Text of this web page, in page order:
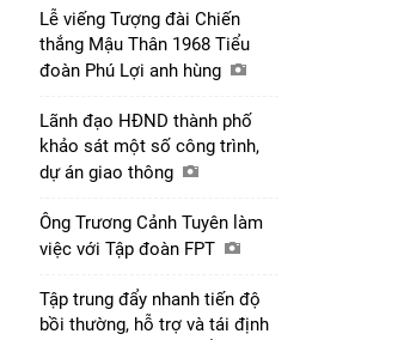
Lễ viếng Tượng đài Chiến
thắng Mậu Thân 1968 Tiểu
đoàn Phú Lợi anh hùng
Lãnh đạo HĐND thành phố
khảo sát một số công trình,
dự án giao thông
Ông Trương Cảnh Tuyên làm
việc với Tập đoàn FPT
Tập trung đẩy nhanh tiến độ
bồi thường, hỗ trợ và tái định